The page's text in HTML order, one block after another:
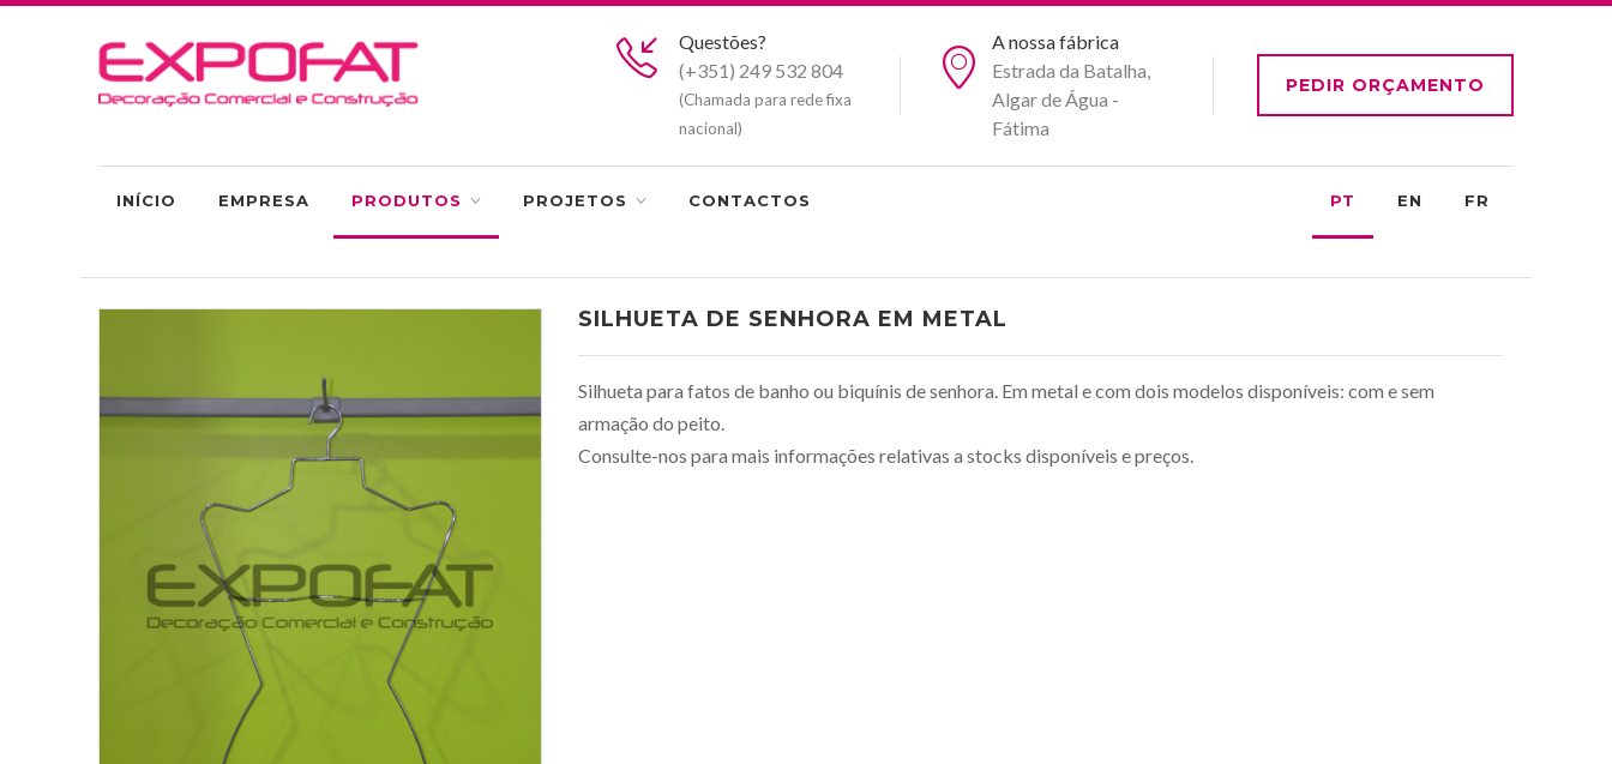
Questões?
(+351) 249 532 804
(Chamada para rede fixa
nacional)
A nossa fábrica
Estrada da Batalha,
Algar de Água -
Fátima
PEDIR ORÇAMENTO
INÍCIO EMPRESA PRODUTOS PROJETOS CONTACTOS FR
EN
PT
SILHUETA DE SENHORA EM METAL
Silhueta para fatos de banho ou biquínis de senhora. Em metal e com dois modelos disponíveis: com e sem
armação do peito.
Consulte-nos para mais informações relativas a stocks disponíveis e preços.